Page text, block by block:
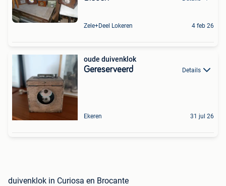
Zele+Deel Lokeren 4 feb 26
oude duivenklok
Gereserveerd Details
Ekeren 31 jul 26
duivenklok in Curiosa en Brocante